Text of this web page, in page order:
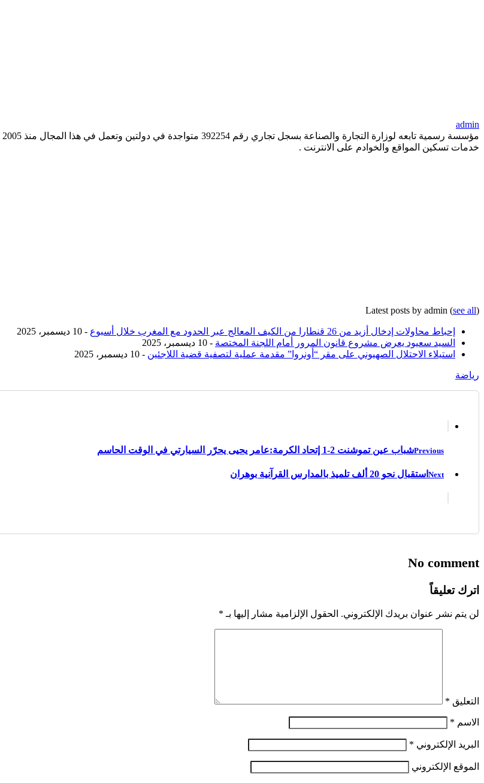
admin
خدمات تسكين المواقع والخوادم على الانترنت .
Latest posts by admin (see all)
إحباط محاولات إدخال أزيد من 26 قنطارا من الكيف المعالج عبر الحدود مع المغرب خلال أسبوع
- 10 ديسمبر، 2025
السيد سعيود يعرض مشروع قانون المرور أمام اللجنة المختصة - 10 ديسمبر، 2025
استيلاء الاحتلال الصهيوني على مقر “أونروا” مقدمة عملية لتصفية قضية اللاجئين - 10 ديسمبر، 2025
رياضة
Previousشباب عين تموشنت 2-1 إتحاد الكرمة:عامر يحيى يحرّر السيارتي في الوقت الحاسم
Next استقبال نحو 20 ألف تلميذ بالمدارس القرآنية بوهران
No comment
اترك تعليقاً
لن يتم نشر عنوان بريدك الإلكتروني. الحقول الإلزامية مشار إليها بـ *
التعليق *
الاسم *
البريد الإلكتروني *
الموقع الإلكتروني